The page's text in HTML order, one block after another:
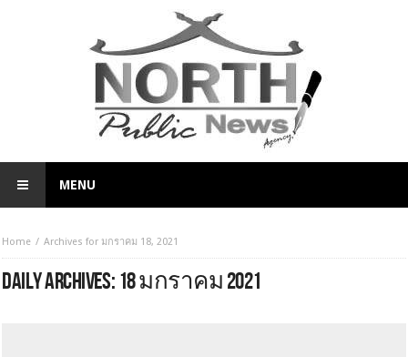
MENU
Home Archives for มกราคม 18, 2021
DAILY ARCHIVES:18 มกราคม 2021